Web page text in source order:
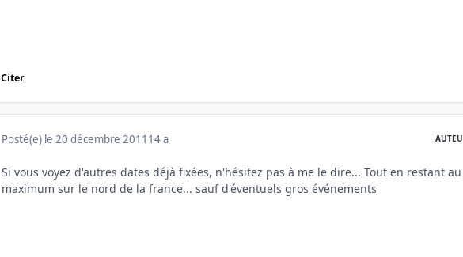
Citer
Posté(e) le 20 décembre 2011 14 a
Si vous voyez d'autres dates déjà fixées, n'hésitez pas à me le dire... Tout en restant au
maximum sur le nord de la france... sauf d'éventuels gros événements